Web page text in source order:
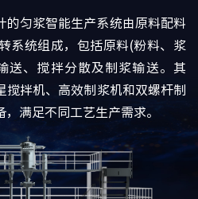
的匀浆智能生产系统由原料配料
系统组成，包括原料(粉料、浆
送、搅拌分散及制浆输送。其
搅拌机、高效制浆机和双螺杆制
满足不同工艺生产需求。